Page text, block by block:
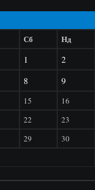
Сб Нд
1
2
8 9
15
16
22
23
29
30